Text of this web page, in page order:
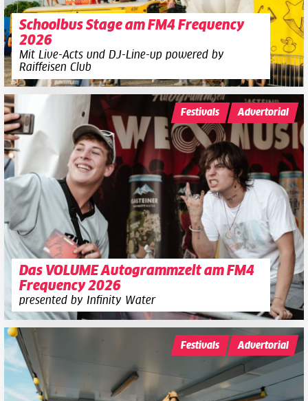
Schoolbus Stage am FM4 Frequency
2026
Mit Live-Acts und DJ-Line-up powered by
Raiffeisen Club
Das VOLUME Autogrammzelt am FM4
Frequency 2026
presented by Infinity Water
Festivals Advertorial
Festivals Advertorial